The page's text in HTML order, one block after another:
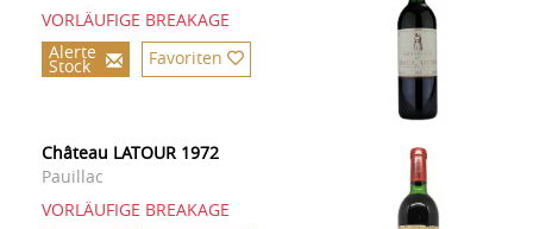
VORLÄUFIGE BREAKAGE
Alerte
Stock Favoriten
Château LATOUR 1972
Pauillac
VORLÄUFIGE BREAKAGE